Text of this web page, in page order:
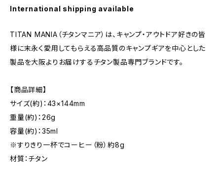
International shipping available
TITAN MANIA（チタンマニア）は、キャンプ・アウトドア好きの皆
様に末永く愛用してもらえる高品質のキャンプギアを中心とした
製品を大阪よりお届けするチタン製品専門ブランドです。
【商品詳細】
サイズ(約)：43×144mm
重量(約)：26g
容量(約)：35ml
※すりきり一杯でコーヒー（粉）約8g
材質：チタン